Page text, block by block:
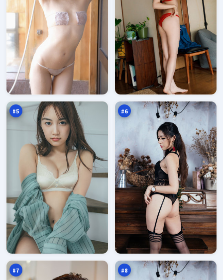
#5
雪
线
追
缉
97
万
#6
影
子
字
口
96
万
#7
归
途
证
词
95
万
#8
狂
潮
回
廊万